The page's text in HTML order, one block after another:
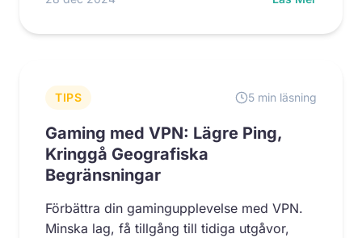
TIPS 5 min läsning
Gaming med VPN: Lägre Ping,
Kringgå Geografiska
Begränsningar
Förbättra din gamingupplevelse med VPN.
Minska lag, få tillgång till tidiga utgåvor,